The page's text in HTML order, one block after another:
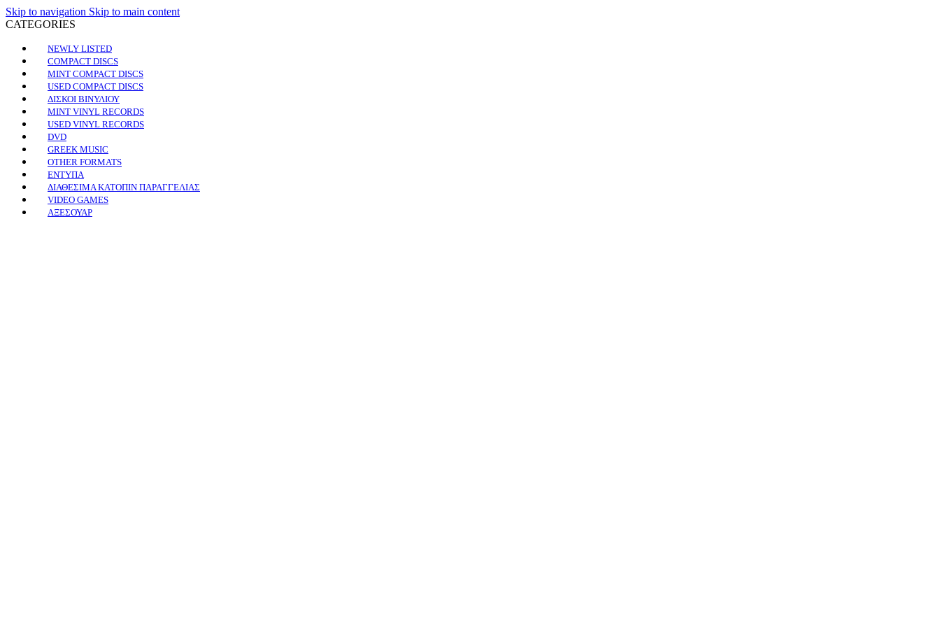
Skip to navigation Skip to main content
CATEGORIES
NEWLY LISTED
COMPACT DISCS
MINT COMPACT DISCS
USED COMPACT DISCS
ΔΙΣΚΟΙ ΒΙΝΥΛΙΟΥ
MINT VINYL RECORDS
USED VINYL RECORDS
DVD
GREEK MUSIC
OTHER FORMATS
ΕΝΤΥΠΑ
ΔΙΑΘΕΣΙΜΑ ΚΑΤΟΠΙΝ ΠΑΡΑΓΓΕΛΙΑΣ
VIDEO GAMES
ΑΞΕΣΟΥΑΡ